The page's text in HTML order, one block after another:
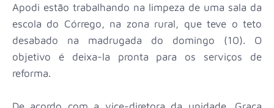
Apodi estão trabalhando na limpeza de uma sala da
escola do Córrego, na zona rural, que teve o teto
desabado na madrugada do domingo (10). O
objetivo é deixa-la pronta para os serviços de
reforma.